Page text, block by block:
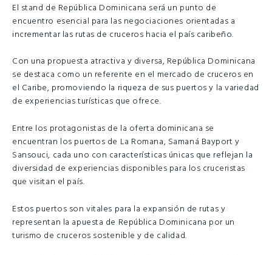
El stand de República Dominicana será un punto de
encuentro esencial para las negociaciones orientadas a
incrementar las rutas de cruceros hacia el país caribeño.
Con una propuesta atractiva y diversa, República Dominicana
se destaca como un referente en el mercado de cruceros en
el Caribe, promoviendo la riqueza de sus puertos y la variedad
de experiencias turísticas que ofrece.
Entre los protagonistas de la oferta dominicana se
encuentran los puertos de La Romana, Samaná Bayport y
Sansouci, cada uno con características únicas que reflejan la
diversidad de experiencias disponibles para los cruceristas
que visitan el país.
Estos puertos son vitales para la expansión de rutas y
representan la apuesta de República Dominicana por un
turismo de cruceros sostenible y de calidad.